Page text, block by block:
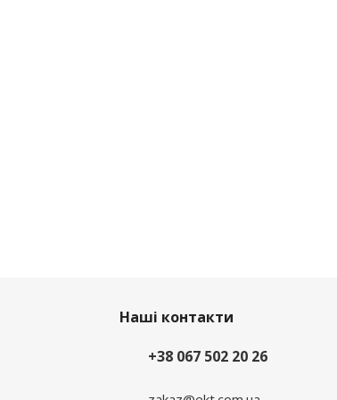
Наші контакти
+38 067 502 20 26